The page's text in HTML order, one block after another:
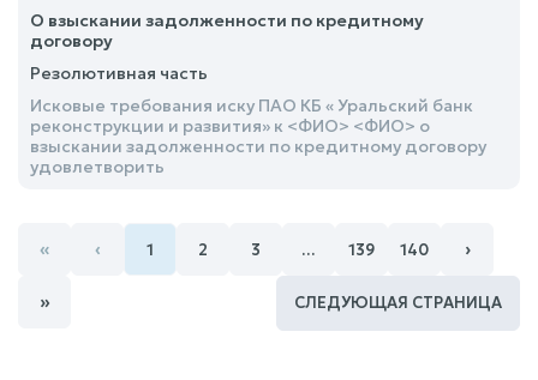
О взыскании задолженности по кредитному
договору
Резолютивная часть
Исковые требования иску ПАО КБ « Уральский банк
реконструкции и развития» к <ФИО> <ФИО> о
взыскании задолженности по кредитному договору
удовлетворить
« ‹ 1 2 3 … 139 140 ›
» СЛЕДУЮЩАЯ СТРАНИЦА